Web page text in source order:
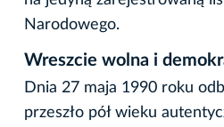
Narodowego.
Wreszcie wolna i
Dnia 27 maja 1990 roku
przeszło pół wieku